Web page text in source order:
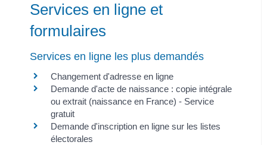
Services en ligne et
formulaires
Services en ligne les plus demandés
Changement d'adresse en ligne
Demande d'acte de naissance : copie intégrale
ou extrait (naissance en France) - Service
gratuit
Demande d'inscription en ligne sur les listes
électorales